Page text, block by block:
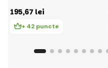
195,67 lei
+ 42 puncte